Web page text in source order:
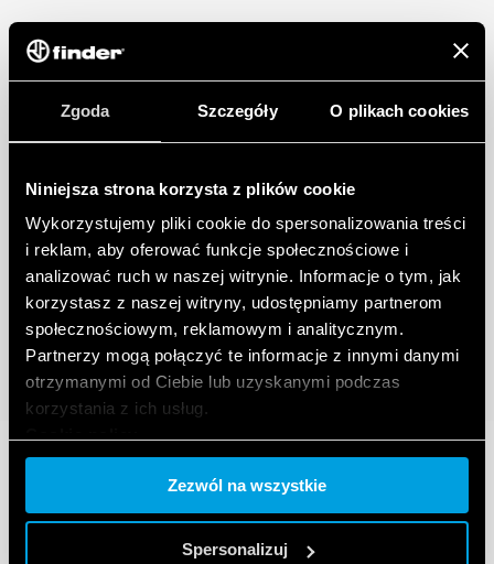
Zgoda Szczegóły O plikach cookies
Niniejsza strona korzysta z plików cookie
Wykorzystujemy pliki cookie do spersonalizowania treści
i reklam, aby oferować funkcje społecznościowe i
analizować ruch w naszej witrynie. Informacje o tym, jak
korzystasz z naszej witryny, udostępniamy partnerom
społecznościowym, reklamowym i analitycznym.
Partnerzy mogą połączyć te informacje z innymi danymi
otrzymanymi od Ciebie lub uzyskanymi podczas
korzystania z ich usług.
Zezwól na wszystkie
Spersonalizuj